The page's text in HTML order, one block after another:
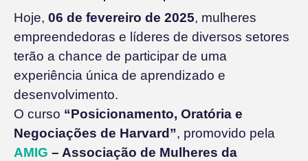
Hoje, 06 de fevereiro de 2025, mulheres
empreendedoras e líderes de diversos setores
terão a chance de participar de uma
experiência única de aprendizado e
desenvolvimento.
O curso “Posicionamento, Oratória e
Negociações de Harvard”, promovido pela
AMIG – Associação de Mulheres da